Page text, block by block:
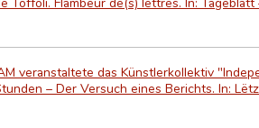
veranstaltete das Künstlerkollektiv
– Der Versuch eines Berichts. In: